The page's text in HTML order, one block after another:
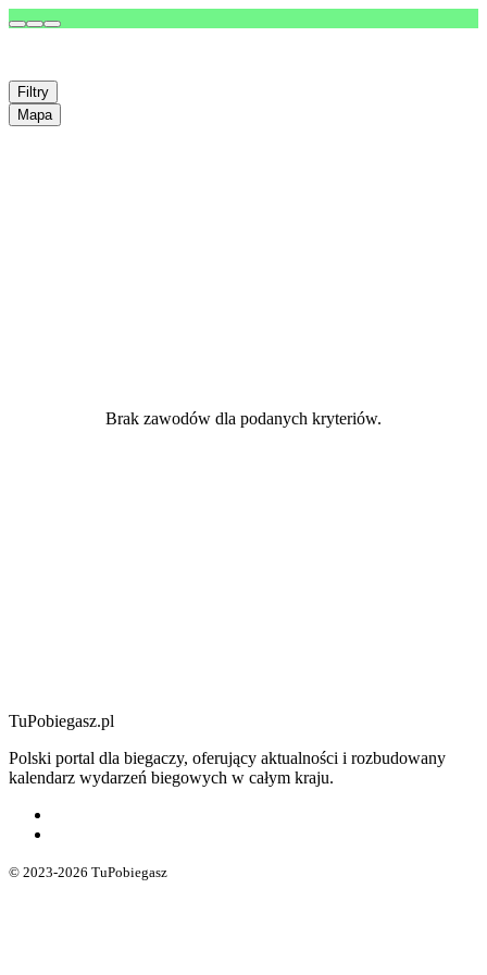
Filtry
Mapa
Brak zawodów dla podanych kryteriów.
TuPobiegasz.pl
Polski portal dla biegaczy, oferujący aktualności i rozbudowany
kalendarz wydarzeń biegowych w całym kraju.
© 2023-2026 TuPobiegasz